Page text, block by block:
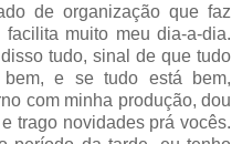
de organização que faz
muito meu dia-a-dia.
tudo, sinal de que tudo
e se tudo está bem,
com minha produção, dou
trago novidades prá vocês.